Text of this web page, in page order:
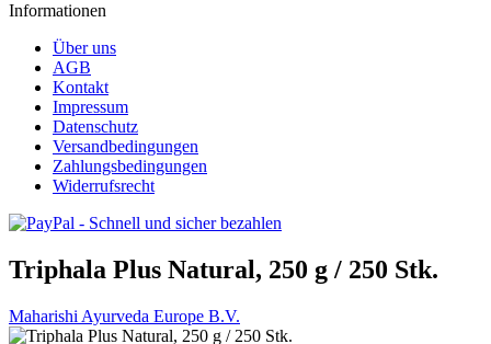
Informationen
Über uns
AGB
Kontakt
Impressum
Datenschutz
Versandbedingungen
Zahlungsbedingungen
Widerrufsrecht
Triphala Plus Natural, 250 g / 250 Stk.
Maharishi Ayurveda Europe B.V.